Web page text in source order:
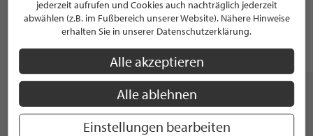
Brillen Studio Berrenrath & Dylong GbR
Kerpen
WEITERE STILPUNKTE AUS "RESTAURANTS
& BARS"
jederzeit aufrufen und Cookies auch nachträglich jederzeit
abwählen (z.B. im Fußbereich unserer Website). Nähere Hinweise
erhalten Sie in unserer Datenschutzerklärung.
Alle akzeptieren
Alle ablehnen
Einstellungen bearbeiten